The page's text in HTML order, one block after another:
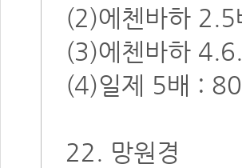
(2)에첸바하
(3)에첸바하
(4)일제 5배 :
22. 망원경